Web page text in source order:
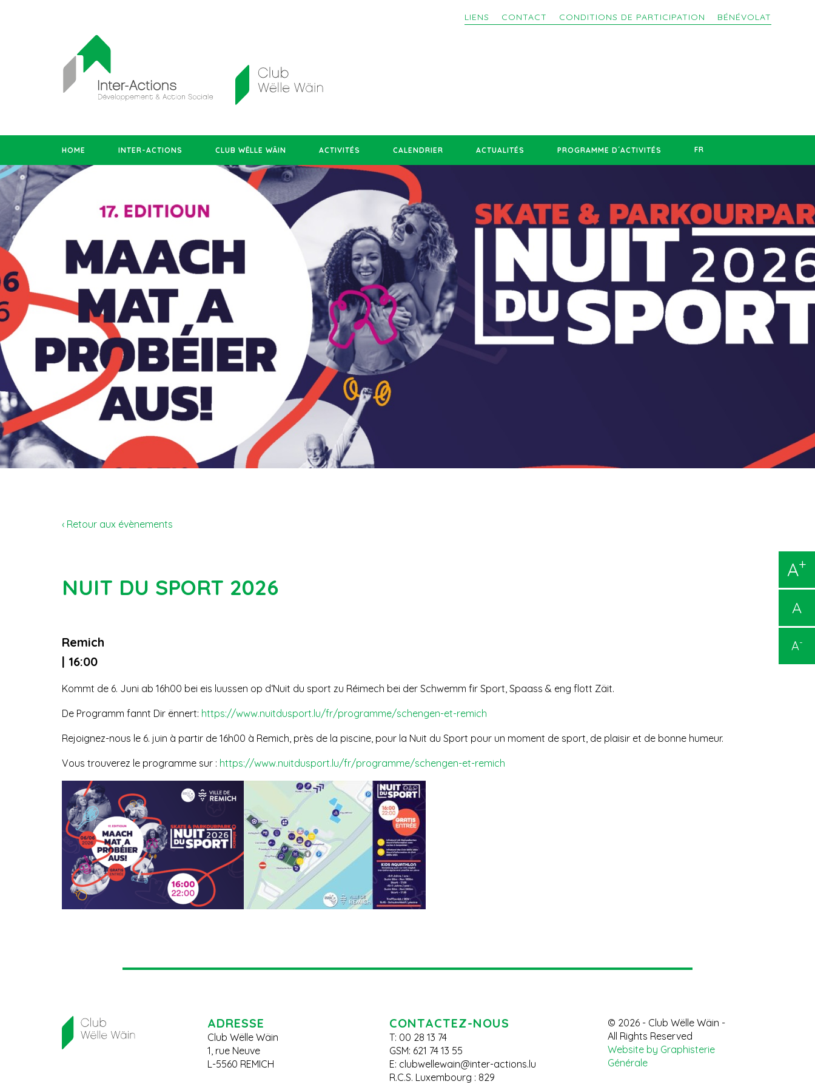
LIENS CONTACT CONDITIONS DE PARTICIPATION BÉNÉVOLAT
HOME INTER-ACTIONS CLUB WËLLE WÄIN ACTIVITÉS CALENDRIER ACTUALITÉS PROGRAMME D´ACTIVITÉS FR
A+
A
A-
‹ Retour aux évènements
NUIT DU SPORT 2026
Remich
| 16:00
Kommt de 6. Juni ab 16h00 bei eis luussen op d‘Nuit du sport zu Réimech bei der Schwemm fir Sport, Spaass & eng flott Zäit.
De Programm fannt Dir ënnert: https://www.nuitdusport.lu/fr/programme/schengen-et-remich
Rejoignez-nous le 6. juin à partir de 16h00 à Remich, près de la piscine, pour la Nuit du Sport pour un moment de sport, de plaisir et de bonne humeur.
Vous trouverez le programme sur : https://www.nuitdusport.lu/fr/programme/schengen-et-remich
ADRESSE
Club Wëlle Wäin
1, rue Neuve
L-5560 REMICH
CONTACTEZ-NOUS
T: 00 28 13 74
GSM: 621 74 13 55
E: clubwellewain@inter-actions.lu
R.C.S. Luxembourg : 829
© 2026 - Club Wëlle Wäin -
All Rights Reserved
Website by Graphisterie
Générale